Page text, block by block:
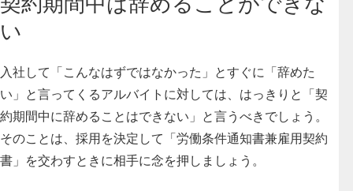
い
入社して「こんなはずではなかった」とすぐに「辞めた
い」と言ってくるアルバイトに対しては、はっきりと「契
約期間中に辞めることはできない」と言うべきでしょう。
そのことは、採用を決定して「労働条件通知書兼雇用契約
書」を交わすときに相手に念を押しましょう。